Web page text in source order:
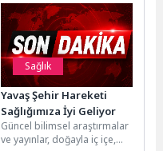
Sağlık
Yavaş Şehir Hareketi
Sağlığımıza İyi Geliyor
Güncel bilimsel araştırmalar
ve yayınlar, doğayla iç içe,